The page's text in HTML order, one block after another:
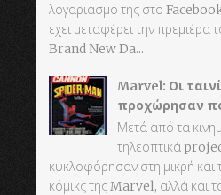
λογαριασμό της στο
εχει μεταφέρει την
Brand New Da...
Marvel: Οι
προχώρησαν
Μετά από τα
τηλεοπτικά
κυκλοφόρησαν στη μικρή
κόμικς της Marvel, αλλά και